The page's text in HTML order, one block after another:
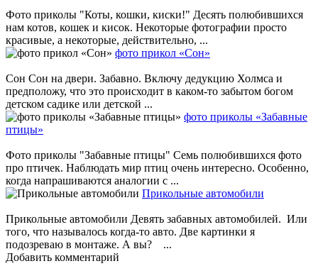
Фото приколы "Коты, кошки, киски!" Десять полюбившихся
нам котов, кошек и кисок. Некоторые фотографии просто
красивые, а некоторые, действительно, ...
фото прикол «Сон»
Сон Сон на двери. Забавно. Включу дедукцию Холмса и
предположу, что это происходит в каком-то забытом богом
детском садике или детской ...
фото приколы «Забавные
птицы»
Фото приколы "Забавные птицы" Семь полюбившихся фото
про птичек. Наблюдать мир птиц очень интересно. Особенно,
когда напрашиваются аналогии с ...
Прикольные автомобили
Прикольные автомобили Девять забавных автомобилей. Или
того, что называлось когда-то авто. Две картинки я
подозреваю в монтаже. А вы? ...
Добавить комментарий